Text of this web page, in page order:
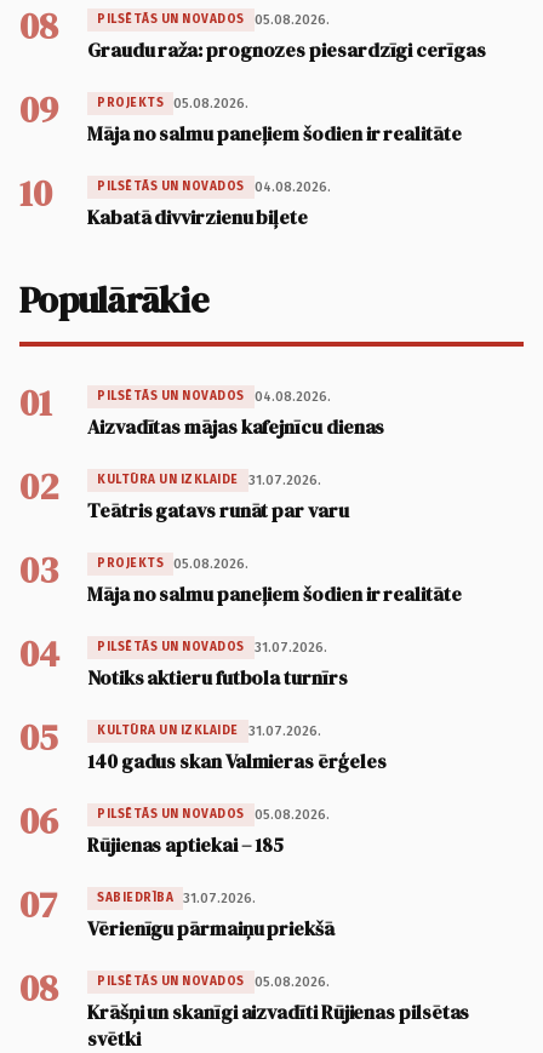
08 PILSĒTĀS UN NOVADOS 05.08.2026.
Graudu raža: prognozes piesardzīgi cerīgas
09 PROJEKTS 05.08.2026.
Māja no salmu paneļiem šodien ir realitāte
10 PILSĒTĀS UN NOVADOS 04.08.2026.
Kabatā divvirzienu biļete
Populārākie
01 PILSĒTĀS UN NOVADOS 04.08.2026.
Aizvadītas mājas kafejnīcu dienas
02 KULTŪRA UN IZKLAIDE 31.07.2026.
Teātris gatavs runāt par varu
03 PROJEKTS 05.08.2026.
Māja no salmu paneļiem šodien ir realitāte
04 PILSĒTĀS UN NOVADOS 31.07.2026.
Notiks aktieru futbola turnīrs
05 KULTŪRA UN IZKLAIDE 31.07.2026.
140 gadus skan Valmieras ērģeles
06 PILSĒTĀS UN NOVADOS 05.08.2026.
Rūjienas aptiekai – 185
07 SABIEDRĪBA 31.07.2026.
Vērienīgu pārmaiņu priekšā
08 PILSĒTĀS UN NOVADOS 05.08.2026.
Krāšņi un skanīgi aizvadīti Rūjienas pilsētas
svētki